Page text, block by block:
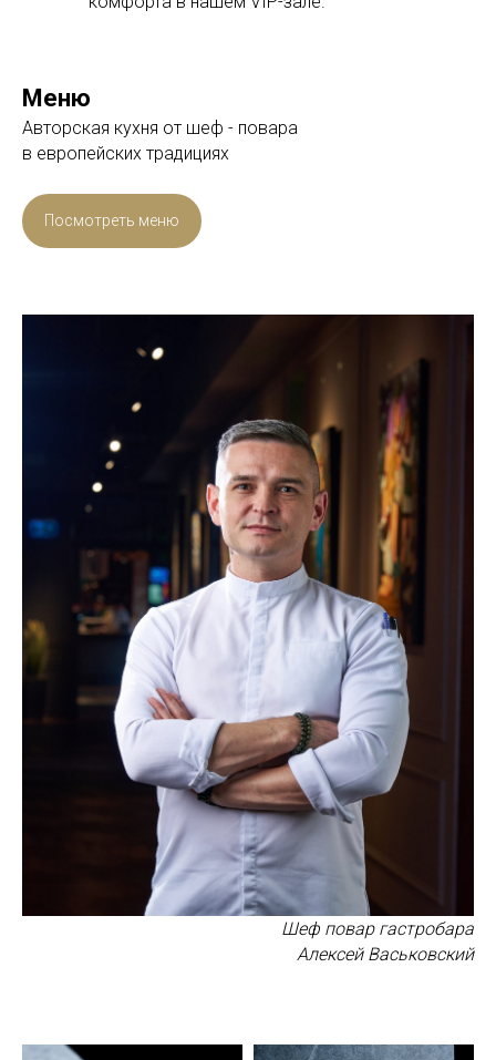
Меню
Авторская кухня от шеф - повара
в европейских традициях
Посмотреть меню
Шеф повар гастробара
Алексей Васьковский